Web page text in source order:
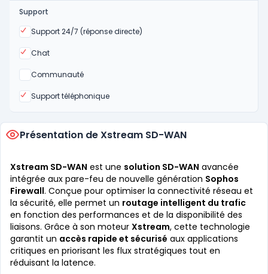
Support
Support 24/7 (réponse directe)
Oui
Chat
Oui
Communauté
Non
Support téléphonique
Oui
Présentation de Xstream SD-WAN
Xstream SD-WAN est une solution SD-WAN avancée
intégrée aux pare-feu de nouvelle génération Sophos
Firewall. Conçue pour optimiser la connectivité réseau et
la sécurité, elle permet un routage intelligent du trafic
en fonction des performances et de la disponibilité des
liaisons. Grâce à son moteur Xstream, cette technologie
garantit un accès rapide et sécurisé aux applications
critiques en priorisant les flux stratégiques tout en
réduisant la latence.